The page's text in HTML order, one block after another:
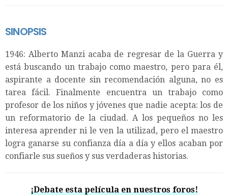
SINOPSIS
1946: Alberto Manzi acaba de regresar de la Guerra y
está buscando un trabajo como maestro, pero para él,
aspirante a docente sin recomendación alguna, no es
tarea fácil. Finalmente encuentra un trabajo como
profesor de los niños y jóvenes que nadie acepta: los de
un reformatorio de la ciudad. A los pequeños no les
interesa aprender ni le ven la utilizad, pero el maestro
logra ganarse su confianza día a día y ellos acaban por
confiarle sus sueños y sus verdaderas historias.
¡Debate esta película en nuestros foros!